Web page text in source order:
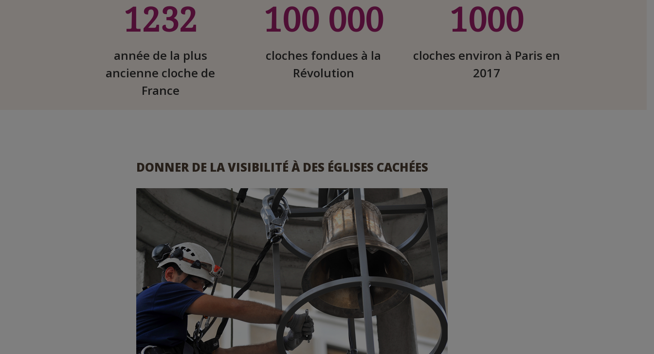
1232
année de la plus
ancienne cloche de
France
100 000
cloches fondues à la
Révolution
1000
cloches environ à Paris en
2017
DONNER DE LA VISIBILITÉ À DES ÉGLISES CACHÉES